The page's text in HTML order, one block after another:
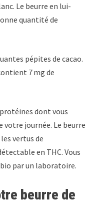
Le beurre en lui-
quantité de
pépites de cacao.
7 mg de
dont vous
journée. Le beurre
vertus de
en THC. Vous
par un laboratoire.
beurre de